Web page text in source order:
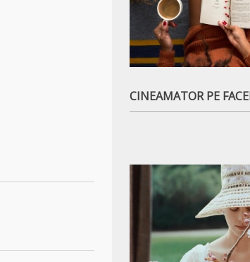
CINEAMATOR PE